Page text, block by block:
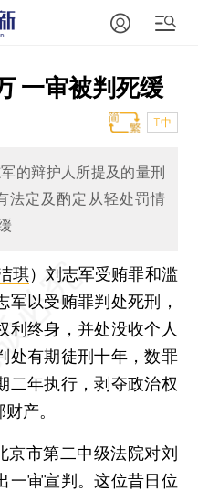
一审被判死缓
T中
的辩护人所提及的量刑
法定及酌定从轻处罚情
琪） 刘志军受贿罪和滥
军以受贿罪判处死刑，
利终身，并处没收个人
处有期徒刑十年，数罪
二年执行，剥夺政治权
产。
市第二中级法院对刘
一审宣判。这位昔日位